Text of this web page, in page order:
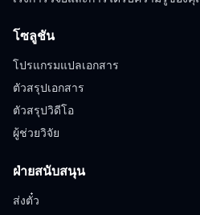
โซลูชัน
โปรแกรมแปลเอกสาร
ตัวสรุปเอกสาร
ตัวสรุปวิดีโอ
ผู้ช่วยวิจัย
ฝ่ายสนับสนุน
ส่งตั๋ว